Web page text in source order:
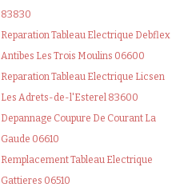
83830
Reparation Tableau Electrique Debflex
Antibes Les Trois Moulins 06600
Reparation Tableau Electrique Licsen
Les Adrets-de-l'Esterel 83600
Depannage Coupure De Courant La
Gaude 06610
Remplacement Tableau Electrique
Gattieres 06510